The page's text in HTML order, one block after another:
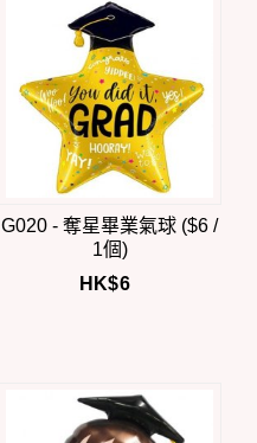
G020 - 奪星畢業氣球 ($6 /
1個)
HK$6